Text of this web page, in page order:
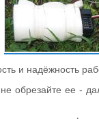
и надёжность
обрезайте ее -